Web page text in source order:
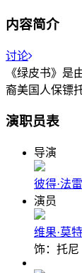
内容简介
讨论
《绿皮书》是
裔美国人保镖
演职员表
导演
彼得·法
演员
维果·莫
饰：托尼